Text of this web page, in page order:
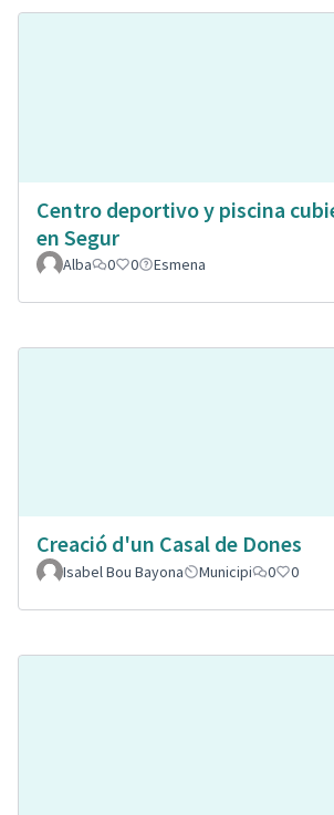
Centro deportivo y piscina
en Segur
Alba
0 0 Esmena
Creació d'un Casal de Dones
Isabel Bou Bayona
Municipi 0 0